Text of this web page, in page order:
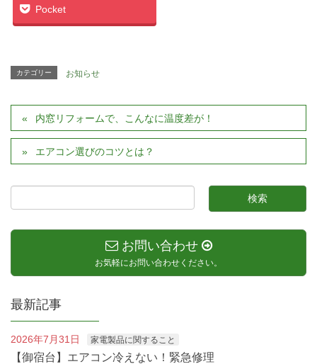
Pocket
カテゴリー お知らせ
内窓リフォームで、こんなに温度差が！
エアコン選びのコツとは？
お問い合わせ
お気軽にお問い合わせください。
最新記事
2026年7月31日 家電製品に関すること
【御宿台】エアコン冷えない！緊急修理